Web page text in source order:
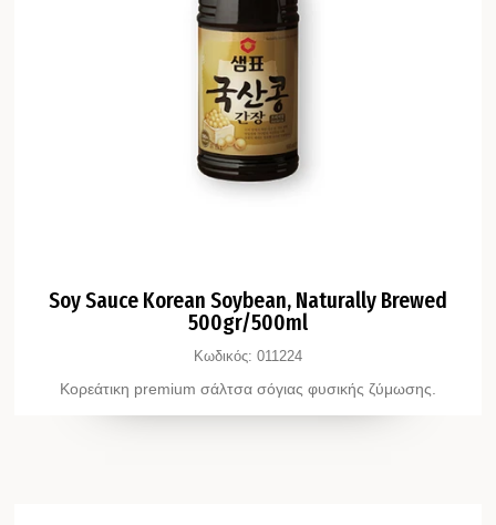
Soy Sauce Korean Soybean, Naturally Brewed
500gr/500ml
Κωδικός: 011224
Κορεάτικη premium σάλτσα σόγιας φυσικής ζύμωσης.